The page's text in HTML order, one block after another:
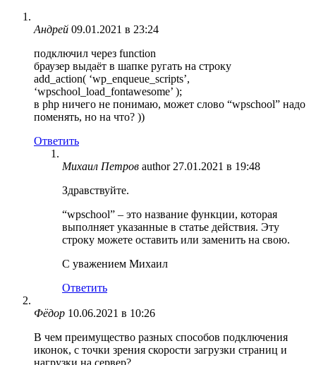
Андрей 09.01.2021 в 23:24
подключил через function
браузер выдаёт в шапке ругать на строку
add_action( ‘wp_enqueue_scripts’,
‘wpschool_load_fontawesome’ );
в php ничего не понимаю, может слово “wpschool” надо
поменять, но на что? ))
Ответить
Михаил Петров author 27.01.2021 в 19:48
Здравствуйте.
“wpschool” – это название функции, которая
выполняет указанные в статье действия. Эту
строку можете оставить или заменить на свою.
С уважением Михаил
Ответить
Фёдор 10.06.2021 в 10:26
В чем преимущество разных способов подключения
иконок, с точки зрения скорости загрузки страниц и